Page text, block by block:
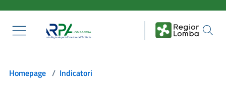
Homepage / Indicatori